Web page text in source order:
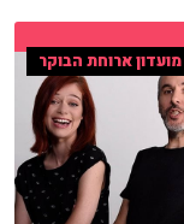
מועדון ארוחת הבוקר